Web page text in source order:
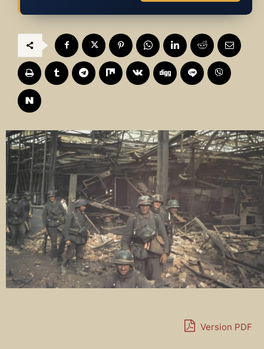
Version PDF